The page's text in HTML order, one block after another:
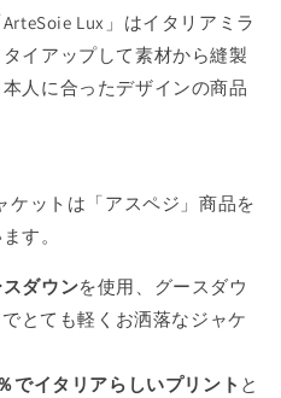
Lux」はイタリアミラ
イアップして素材から縫製
人に合ったデザインの商品
ケットは「アスペジ」商品を
す。
スダウンを使用、グースダウ
とても軽くお洒落なジャケ
でイタリアらしいプリント と